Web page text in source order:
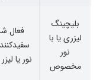
بلیچینگ
لیزری یا با
نور
مخصوص
فعال
نور یا